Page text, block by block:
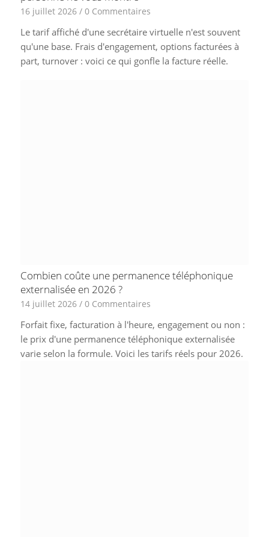
16 juillet 2026 / 0 Commentaires
Le tarif affiché d'une secrétaire virtuelle n'est souvent
qu'une base. Frais d'engagement, options facturées à
part, turnover : voici ce qui gonfle la facture réelle.
Combien coûte une permanence téléphonique
externalisée en 2026 ?
14 juillet 2026 / 0 Commentaires
Forfait fixe, facturation à l'heure, engagement ou non :
le prix d'une permanence téléphonique externalisée
varie selon la formule. Voici les tarifs réels pour 2026.